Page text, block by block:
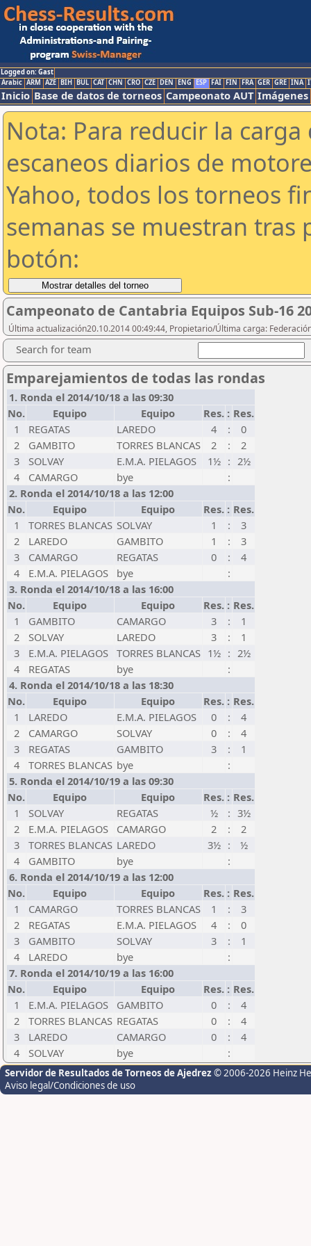
Logged on: Gast
Arabic ARM AZE BIH BUL CAT CHN CRO CZE DEN ENG ESP FAI FIN FRA GER GRE INA
Inicio Base de datos de torneos Campeonato AUT Imágenes
Nota: Para reducir la
escaneos diarios de
Yahoo, todos los torneos
semanas se muestran tras
botón:
Campeonato de Cantabria Equipos Sub-16
Última actualización20.10.2014 00:49:44, Propietario/Última carga:
Search for team
Emparejamientos de todas las rondas
1. Ronda el 2014/10/18 a las 09:30
No.
Equipo Equipo Res. : Res.
1
REGATAS LAREDO 4 :
0
2
GAMBITO TORRES BLANCAS 2 :
2
3
SOLVAY E.M.A. PIELAGOS 1½ : 2½
4
CAMARGO bye
:
2. Ronda el 2014/10/18 a las 12:00
No.
Equipo Equipo Res. : Res.
1
TORRES BLANCAS SOLVAY 1 :
3
2
LAREDO GAMBITO 1 :
3
3
CAMARGO REGATAS 0 :
4
4
E.M.A. PIELAGOS bye
:
3. Ronda el 2014/10/18 a las 16:00
No.
Equipo Equipo Res. : Res.
1
GAMBITO CAMARGO 3 :
1
2
SOLVAY LAREDO 3 :
1
3
E.M.A. PIELAGOS TORRES BLANCAS 1½ : 2½
4
REGATAS bye
:
4. Ronda el 2014/10/18 a las 18:30
No.
Equipo Equipo Res. : Res.
1
LAREDO E.M.A. PIELAGOS 0 :
4
2
CAMARGO SOLVAY 0 :
4
3
REGATAS GAMBITO 3 :
1
4
TORRES BLANCAS bye
:
5. Ronda el 2014/10/19 a las 09:30
No.
Equipo Equipo Res. : Res.
1
SOLVAY REGATAS ½ : 3½
2
E.M.A. PIELAGOS CAMARGO 2 :
2
3
TORRES BLANCAS LAREDO 3½ :
½
4
GAMBITO bye
:
6. Ronda el 2014/10/19 a las 12:00
No.
Equipo Equipo Res. : Res.
1
CAMARGO TORRES BLANCAS 1 :
3
2
REGATAS E.M.A. PIELAGOS 4 :
0
3
GAMBITO SOLVAY 3 :
1
4
LAREDO bye
:
7. Ronda el 2014/10/19 a las 16:00
No.
Equipo Equipo Res. : Res.
1
E.M.A. PIELAGOS GAMBITO 0 :
4
2
TORRES BLANCAS REGATAS 0 :
4
3
LAREDO CAMARGO 0 :
4
4
SOLVAY bye :
Servidor de Resultados de Torneos de Ajedrez © 2006-2026 Heinz
Aviso legal/Condiciones de uso